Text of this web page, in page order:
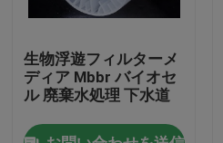
私達について
工場旅行
品質管理
生物浮遊フィルターメ
ディア Mbbr バイオセ
ル 廃棄水処理 下水道